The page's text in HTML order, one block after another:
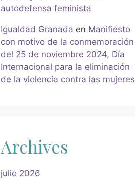
autodefensa feminista
Igualdad Granada en Manifiesto
con motivo de la conmemoración
del 25 de noviembre 2024, Día
Internacional para la eliminación
de la violencia contra las mujeres
Archives
julio 2026